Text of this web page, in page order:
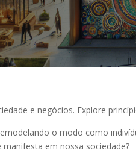
e negócios. Explore
o modo como
em nossa sociedade?